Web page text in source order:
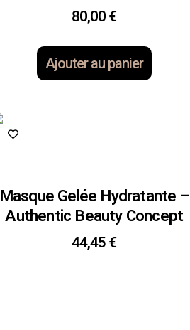
80,00 €
Ajouter au panier
Masque Gelée Hydratante –
Authentic Beauty Concept
44,45 €